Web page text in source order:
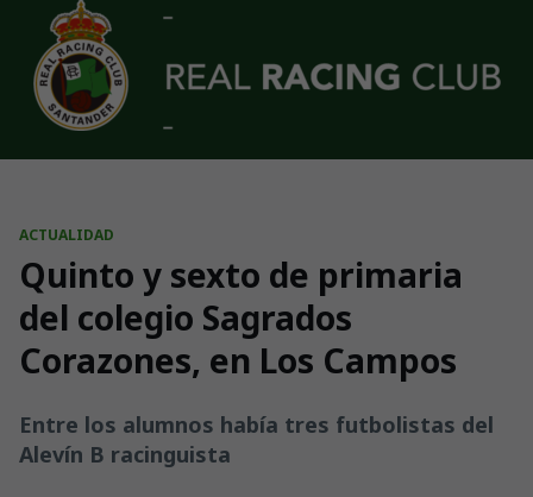
Skip to main content
ACTUALIDAD
Quinto y sexto de primaria
del colegio Sagrados
Corazones, en Los Campos
Entre los alumnos había tres futbolistas del
Alevín B racinguista